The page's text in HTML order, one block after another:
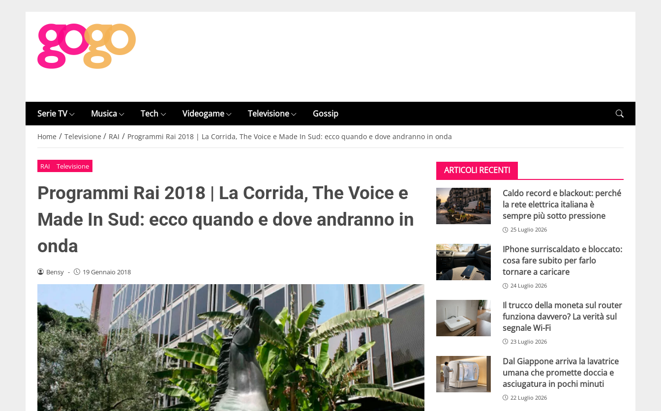
Serie TV Musica Tech Videogame Televisione Gossip
Home / Televisione / RAI / Programmi Rai 2018 | La Corrida, The Voice e Made In Sud: ecco quando e dove andranno in onda
RAI Televisione
Programmi Rai 2018 | La Corrida, The Voice e
Made In Sud: ecco quando e dove andranno in
onda
Bensy - 19 Gennaio 2018
ARTICOLI RECENTI
Caldo record e blackout: perché
la rete elettrica italiana è
sempre più sotto pressione
25 Luglio 2026
IPhone surriscaldato e bloccato:
cosa fare subito per farlo
tornare a caricare
24 Luglio 2026
Il trucco della moneta sul router
funziona davvero? La verità sul
segnale Wi-Fi
23 Luglio 2026
Dal Giappone arriva la lavatrice
umana che promette doccia e
asciugatura in pochi minuti
22 Luglio 2026